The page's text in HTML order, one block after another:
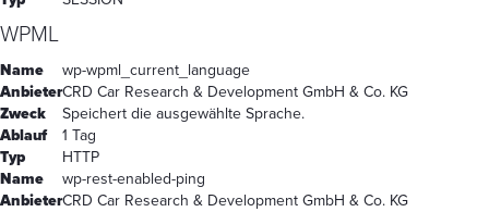
WPML
Name
wp-wpml_current_language
AnbieterCRD Car Research & Development GmbH & Co. KG
Zweck
Speichert die ausgewählte Sprache.
Ablauf
1 Tag
Typ
HTTP
Name
wp-rest-enabled-ping
AnbieterCRD Car Research & Development GmbH & Co. KG